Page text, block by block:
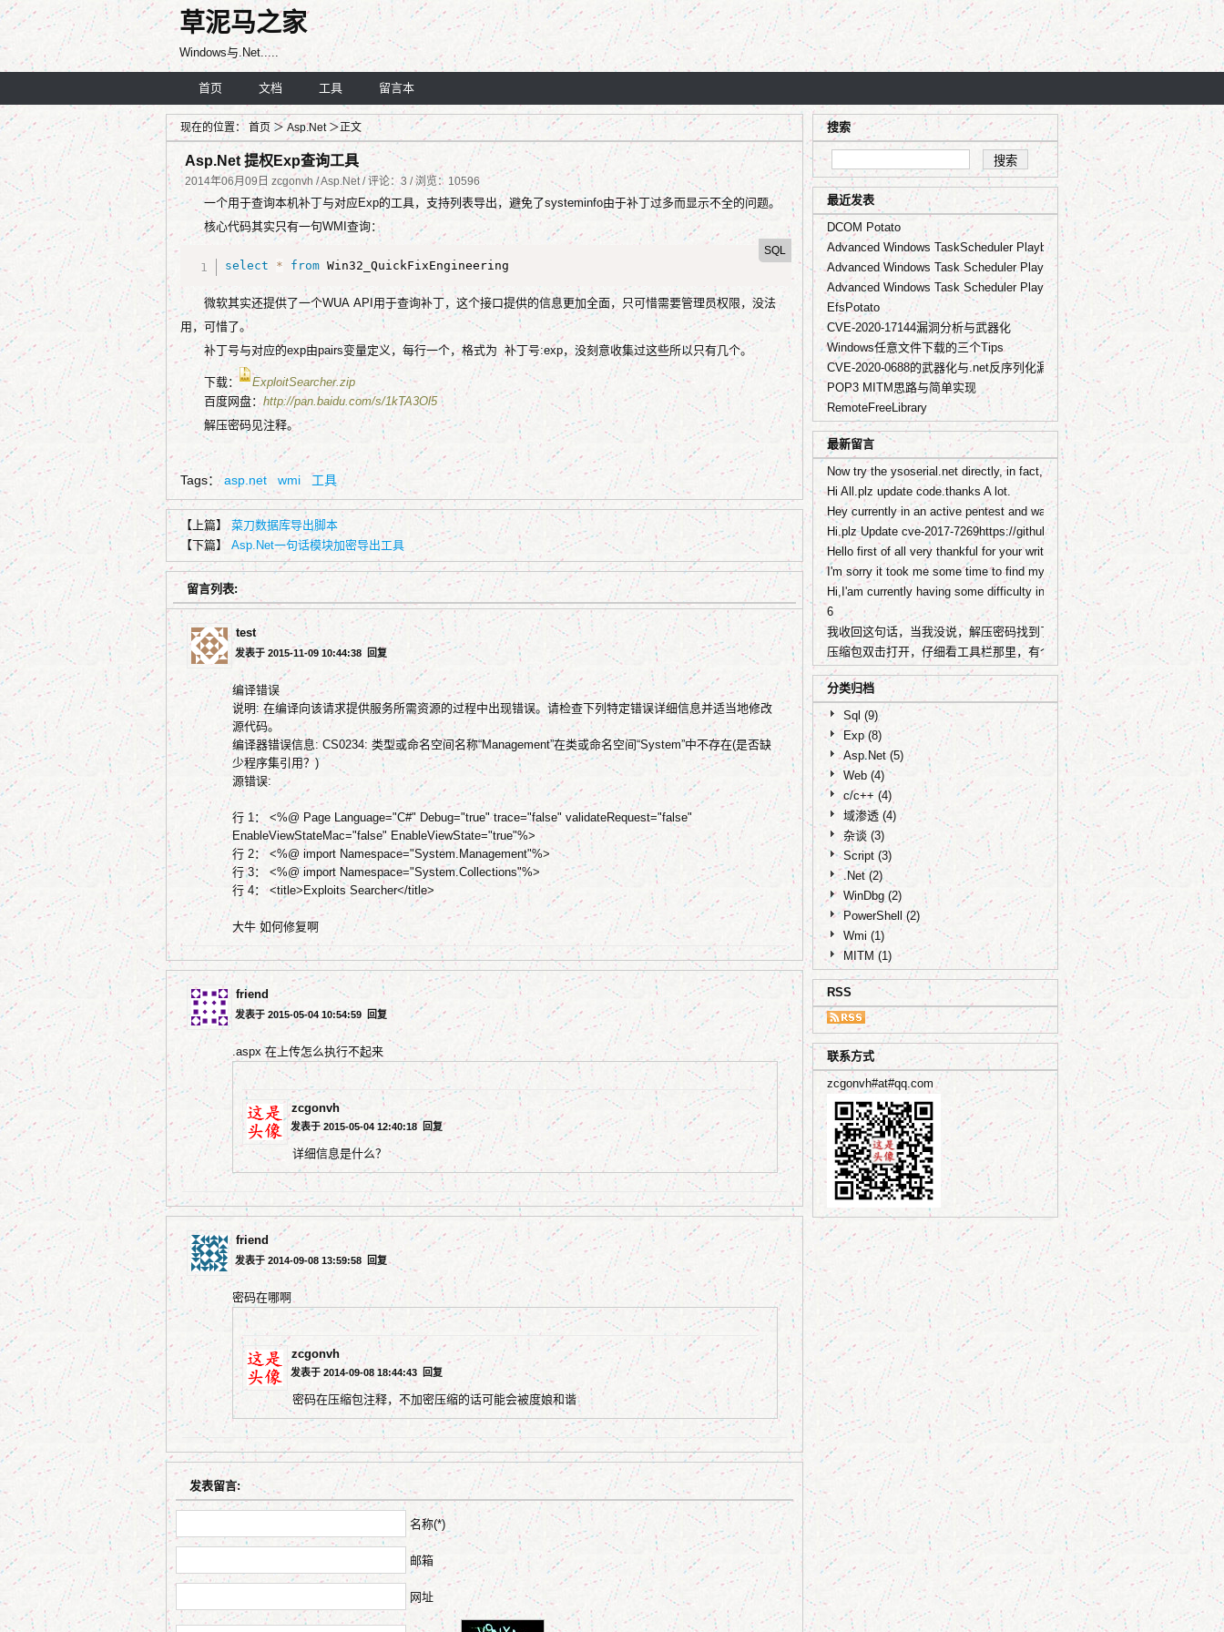
草泥马之家
Windows与.Net.....
首页 文档 工具 留言本
现在的位置： 首页 ＞ Asp.Net＞正文
Asp.Net 提权Exp查询工具
2014年06月09日 zcgonvh / Asp.Net / 评论：3 / 浏览：10596
一个用于查询本机补丁与对应Exp的工具，支持列表导出，避免了systeminfo由于补丁过多而显示不全的问题。
核心代码其实只有一句WMI查询：
SQL
select * from Win32_QuickFixEngineering
微软其实还提供了一个WUA API用于查询补丁，这个接口提供的信息更加全面，只可惜需要管理员权限，没法
用，可惜了。
补丁号与对应的exp由pairs变量定义，每行一个，格式为 补丁号:exp，没刻意收集过这些所以只有几个。
下载：ExploitSearcher.zip
百度网盘： http://pan.baidu.com/s/1kTA3Ol5
解压密码见注释。
Tags：asp.net wmi 工具
【上篇】菜刀数据库导出脚本
【下篇】 Asp.Net一句话模块加密导出工具
留言列表:
test
发表于 2015-11-09 10:44:38 回复
编译错误
说明: 在编译向该请求提供服务所需资源的过程中出现错误。请检查下列特定错误详细信息并适当地修改
源代码。
编译器错误信息: CS0234: 类型或命名空间名称“Management”在类或命名空间“System”中不存在(是否缺
少程序集引用？)
源错误:
行 1： <%@ Page Language="C#" Debug="true" trace="false" validateRequest="false"
EnableViewStateMac="false" EnableViewState="true"%>
行 2： <%@ import Namespace="System.Management"%>
行 3： <%@ import Namespace="System.Collections"%>
行 4： <title>Exploits Searcher</title>
大牛 如何修复啊
friend
发表于 2015-05-04 10:54:59 回复
.aspx 在上传怎么执行不起来
zcgonvh
发表于 2015-05-04 12:40:18 回复
详细信息是什么？
friend
发表于 2014-09-08 13:59:58 回复
密码在哪啊
zcgonvh
发表于 2014-09-08 18:44:43 回复
密码在压缩包注释，不加密压缩的话可能会被度娘和谐
发表留言:
名称(*)
邮箱
网址
搜索
最近发表
DCOM Potato
Advanced Windows TaskScheduler Playbook - Part.3 from RPC to lateral
Advanced Windows Task Scheduler Playbook - Part.2 from COM to UAC
Advanced Windows Task Scheduler Playbook - Part.1 basic
EfsPotato
CVE-2020-17144漏洞分析与武器化
Windows任意文件下载的三个Tips
CVE-2020-0688的武器化与.net反序列化漏洞那些事
POP3 MITM思路与简单实现
RemoteFreeLibrary
最新留言
Now try the ysoserial.net directly, in fact, I was submitted a pull request
Hi All.plz update code.thanks A lot.
Hey currently in an active pentest and wanted to check out your
Hi.plz Update cve-2017-7269https://github.com/zcgonvh/cve-2017-7269-
Hello first of all very thankful for your writeup and work done on the poc
I'm sorry it took me some time to find my report, I've sent you an email,
Hi,I'am currently having some difficulty in trying to reproduce the CVE-
6
我收回这句话，当我没说，解压密码找到了
压缩包双击打开，仔细看工具栏那里，有个《注释》选项，点开里面就是
分类归档
Sql (9)
Exp(8)
Asp.Net(5)
Web (4)
c/c++ (4)
域渗透 (4)
杂谈 (3)
Script (3)
.Net (2)
WinDbg(2)
PowerShell (2)
Wmi (1)
MITM (1)
RSS
联系方式
zcgonvh#at#qq.com